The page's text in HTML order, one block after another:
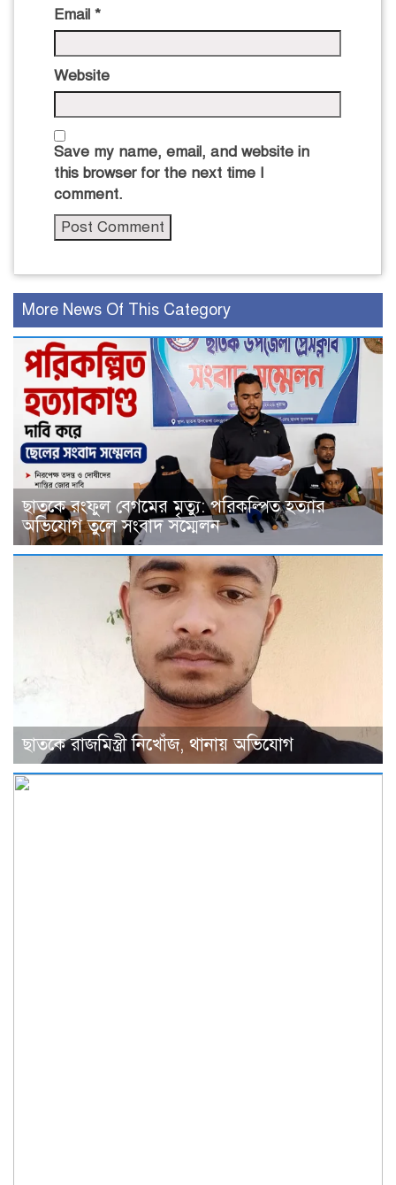
Email *
Website
Save my name, email, and website in
this browser for the next time I
comment.
More News Of This Category
ছাতকে রংফুল বেগমের মৃত্যু: পরিকল্পিত হত্যার
অভিযোগ তুলে সংবাদ সম্মেলন
ছাতকে রাজমিস্ত্রী নিখোঁজ, থানায় অভিযোগ